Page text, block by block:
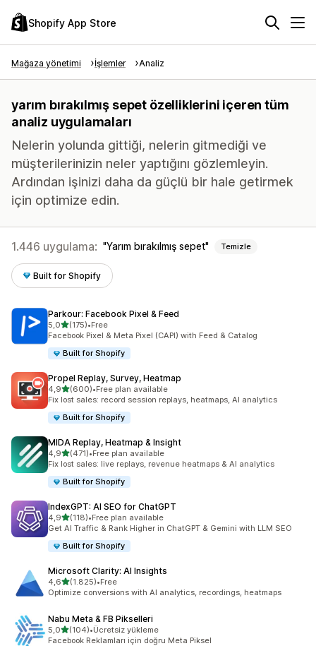
Shopify App Store
Mağaza yönetimi İşlemler Analiz
yarım bırakılmış sepet özelliklerini içeren tüm
analiz uygulamaları
Nelerin yolunda gittiği, nelerin gitmediği ve
müşterilerinizin neler yaptığını gözlemleyin.
Ardından işinizi daha da güçlü bir hale getirmek
için optimize edin.
1.446 uygulama: Yarım bırakılmış sepet Temizle
Built for Shopify
Parkour: Facebook Pixel & Feed
5,05 yıldız üzerinden
(175)
toplam 175 değerlendirme
•Free
Facebook Pixel & Meta Pixel (CAPI) with Feed & Catalog
Built for Shopify
Propel Replay, Survey, Heatmap
4,95 yıldız üzerinden
(600)
toplam 600 değerlendirme
•Free plan available
Fix lost sales: record session replays, heatmaps, AI analytics
Built for Shopify
MIDA Replay, Heatmap & Insight
4,95 yıldız üzerinden
(471)
toplam 471 değerlendirme
•Free plan available
Fix lost sales: live replays, revenue heatmaps & AI analytics
Built for Shopify
IndexGPT: AI SEO for ChatGPT
4,95 yıldız üzerinden
(118)
toplam 118 değerlendirme
•Free plan available
Get AI Traffic & Rank Higher in ChatGPT & Gemini with LLM SEO
Built for Shopify
Microsoft Clarity: AI Insights
4,65 yıldız üzerinden
(1.825)
toplam 1825 değerlendirme
•Free
Optimize conversions with AI analytics, recordings, heatmaps
Nabu Meta & FB Pikselleri
5,05 yıldız üzerinden
(104)
toplam 104 değerlendirme
•Ücretsiz yükleme
Facebook Reklamları için doğru Meta Piksel